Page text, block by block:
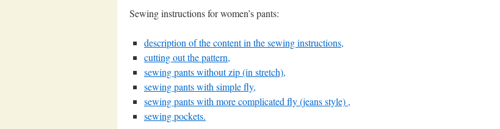
Sewing instructions for women’s pants:
description of the content in the sewing instructions,
cutting out the pattern,
sewing pants without zip (in stretch),
sewing pants with simple fly,
sewing pants with more complicated fly (jeans style) ,
sewing pockets.